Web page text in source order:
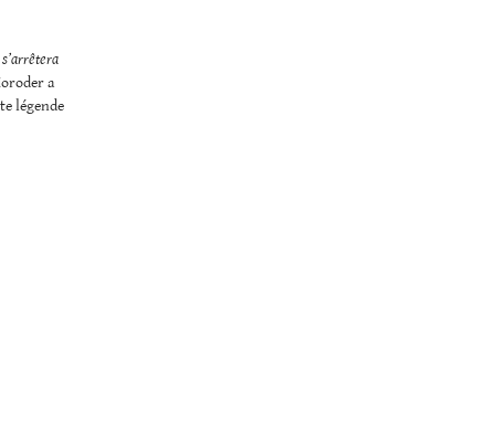
a
légende